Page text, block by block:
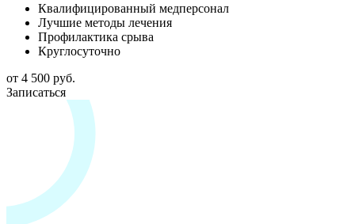
Квалифицированный медперсонал
Лучшие методы лечения
Профилактика срыва
Круглосуточно
от 4 500 руб.
Записаться